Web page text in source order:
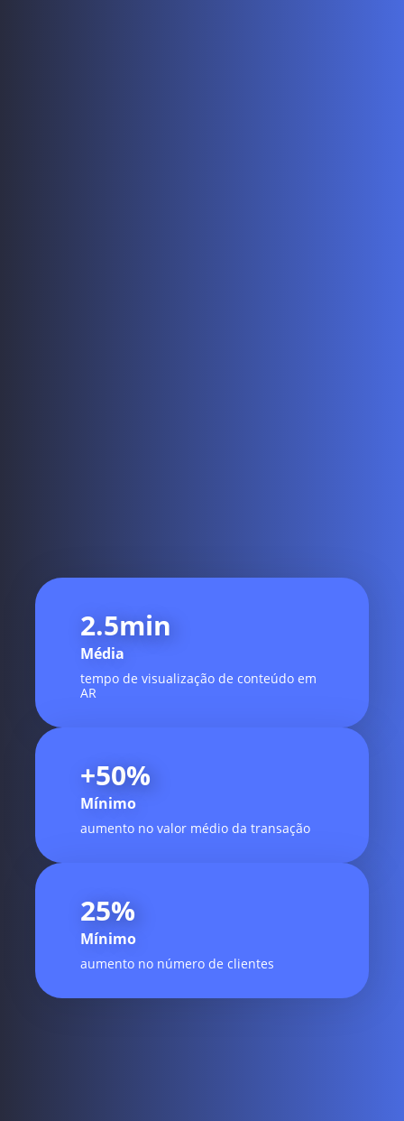
2.5min
Média
tempo de visualização de conteúdo em
AR
+50%
Mínimo
aumento no valor médio da transação
25%
Mínimo
aumento no número de clientes